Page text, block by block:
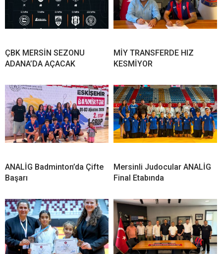
ÇBK MERSİN SEZONU
ADANA’DA AÇACAK
MİY TRANSFERDE HIZ
KESMİYOR
ANALİG Badminton’da Çifte
Başarı
Mersinli Judocular ANALİG
Final Etabında